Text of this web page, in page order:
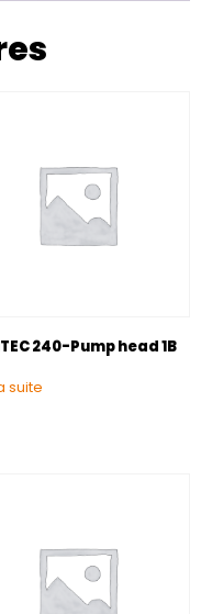
240-Pump head 1B
suite